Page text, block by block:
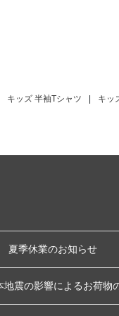
キッズ 半袖Tシャツ | キッ
夏季休業のお知らせ
地震の影響によるお荷物